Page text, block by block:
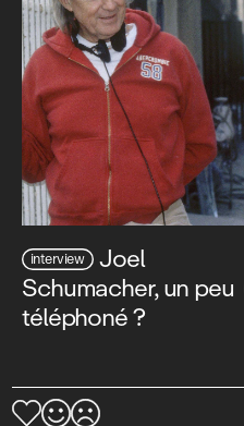
interview Joel
Schumacher, un peu
téléphoné ?